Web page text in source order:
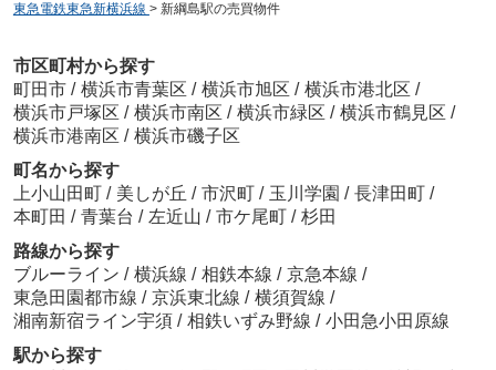
東急電鉄東急新横浜線 > 新綱島駅の売買物件
市区町村から探す
町田市 / 横浜市青葉区 / 横浜市旭区 / 横浜市港北区 /
横浜市戸塚区 / 横浜市南区 / 横浜市緑区 / 横浜市鶴見区 /
横浜市港南区 / 横浜市磯子区
町名から探す
上小山田町 / 美しが丘 / 市沢町 / 玉川学園 / 長津田町 /
本町田 / 青葉台 / 左近山 / 市ケ尾町 / 杉田
路線から探す
ブルーライン / 横浜線 / 相鉄本線 / 京急本線 /
東急田園都市線 / 京浜東北線 / 横須賀線 /
湘南新宿ライン宇須 / 相鉄いずみ野線 / 小田急小田原線
駅から探す